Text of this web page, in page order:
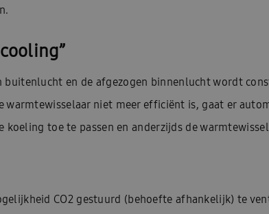
buitenlucht en de afgezogen binnenlucht wordt
niet meer efficiënt is, gaat er
toe te passen en anderzijds de
CO2 gestuurd (behoefte afhankelijk) te